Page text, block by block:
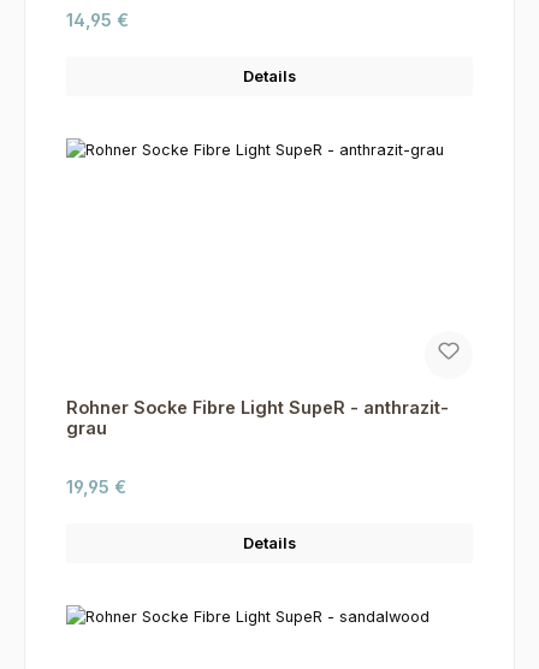
Regulärer Preis:
14,95 €
Details
Rohner Socke Fibre Light SupeR - anthrazit-
grau
Regulärer Preis:
19,95 €
Details